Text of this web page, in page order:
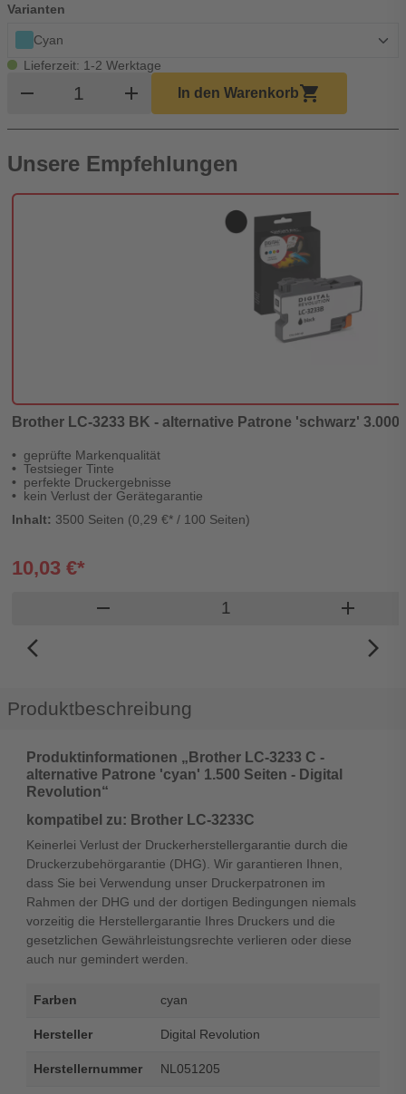
Varianten
Cyan
Lieferzeit: 1-2 Werktage
remove Produkt Warenkorb Menge
add In den Warenkorbshopping_cart
Unsere Empfehlungen
Brother LC-3233 BK - alternative Patrone 'schwarz'
geprüfte Markenqualität
Testsieger Tinte
perfekte Druckergebnisse
kein Verlust der Gerätegarantie
Inhalt: 3500 Seiten (0,29 €* / 100 Seiten)
10,03 €*
remove Produkt Warenkorb
add
arrow_back_ios_new
arrow_forward_ios
Produktbeschreibung
Produktinformationen „Brother LC-3233 C -
alternative Patrone 'cyan' 1.500 Seiten - Digital
Revolution“
kompatibel zu: Brother LC-3233C
Keinerlei Verlust der Druckerherstellergarantie durch die
Druckerzubehörgarantie (DHG). Wir garantieren Ihnen,
dass Sie bei Verwendung unser Druckerpatronen im
Rahmen der DHG und der dortigen Bedingungen niemals
vorzeitig die Herstellergarantie Ihres Druckers und die
gesetzlichen Gewährleistungsrechte verlieren oder diese
auch nur gemindert werden.
Farben cyan
Hersteller Digital Revolution
Herstellernummer NL051205